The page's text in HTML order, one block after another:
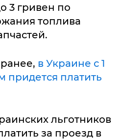
3 гривен по
топлива
в Украине с 1
придется платить
льготников
за проезд в